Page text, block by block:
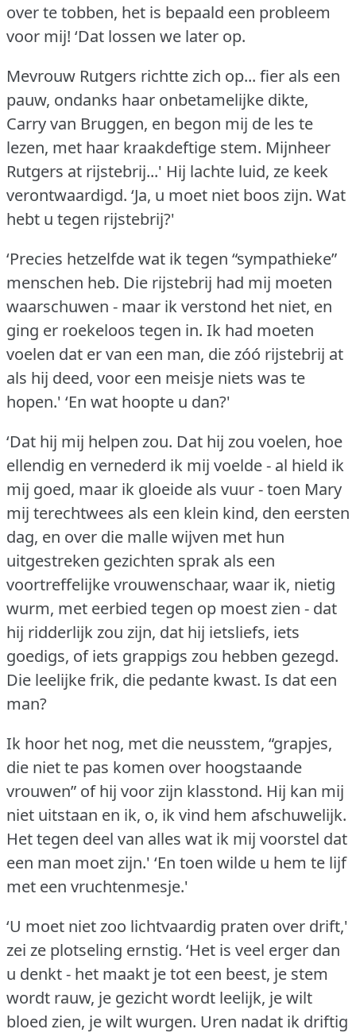
over te tobben, het is bepaald een probleem
voor mij! ‘Dat lossen we later op.
Mevrouw Rutgers richtte zich op... fier als een
pauw, ondanks haar onbetamelijke dikte,
Carry van Bruggen, en begon mij de les te
lezen, met haar kraakdeftige stem. Mijnheer
Rutgers at rijstebrij...' Hij lachte luid, ze keek
verontwaardigd. ‘Ja, u moet niet boos zijn. Wat
hebt u tegen rijstebrij?'
‘Precies hetzelfde wat ik tegen “sympathieke”
menschen heb. Die rijstebrij had mij moeten
waarschuwen - maar ik verstond het niet, en
ging er roekeloos tegen in. Ik had moeten
voelen dat er van een man, die zóó rijstebrij at
als hij deed, voor een meisje niets was te
hopen.' ‘En wat hoopte u dan?'
‘Dat hij mij helpen zou. Dat hij zou voelen, hoe
ellendig en vernederd ik mij voelde - al hield ik
mij goed, maar ik gloeide als vuur - toen Mary
mij terechtwees als een klein kind, den eersten
dag, en over die malle wijven met hun
uitgestreken gezichten sprak als een
voortreffelijke vrouwenschaar, waar ik, nietig
wurm, met eerbied tegen op moest zien - dat
hij ridderlijk zou zijn, dat hij ietsliefs, iets
goedigs, of iets grappigs zou hebben gezegd.
Die leelijke frik, die pedante kwast. Is dat een
man?
Ik hoor het nog, met die neusstem, “grapjes,
die niet te pas komen over hoogstaande
vrouwen” of hij voor zijn klasstond. Hij kan mij
niet uitstaan en ik, o, ik vind hem afschuwelijk.
Het tegen deel van alles wat ik mij voorstel dat
een man moet zijn.' ‘En toen wilde u hem te lijf
met een vruchtenmesje.'
‘U moet niet zoo lichtvaardig praten over drift,'
zei ze plotseling ernstig. ‘Het is veel erger dan
u denkt - het maakt je tot een beest, je stem
wordt rauw, je gezicht wordt leelijk, je wilt
bloed zien, je wilt wurgen. Uren nadat ik driftig